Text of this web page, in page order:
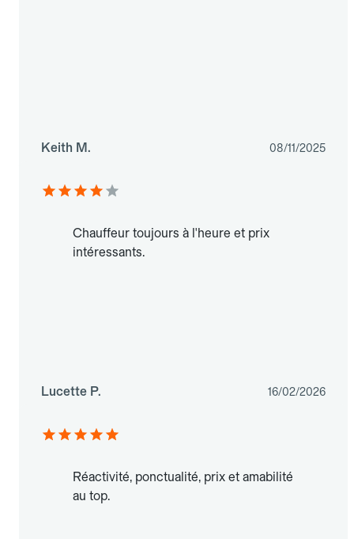
Keith M. 08/11/2025
Chauffeur toujours à l'heure et prix
intéressants.
Lucette P. 16/02/2026
Réactivité, ponctualité, prix et amabilité
au top.